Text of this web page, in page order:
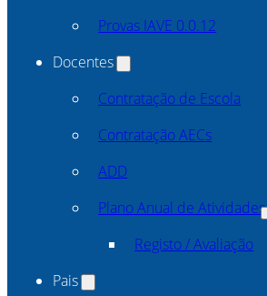
Provas IAVE 0.0.12
Docentes
Contratação de Escola
Contratação AECs
ADD
Plano Anual de Atividades
Registo / Avaliação
Pais